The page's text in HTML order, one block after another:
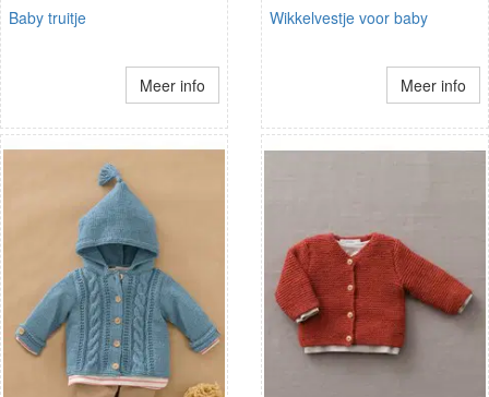
Baby truitje
Meer info
Wikkelvestje voor baby
Meer info